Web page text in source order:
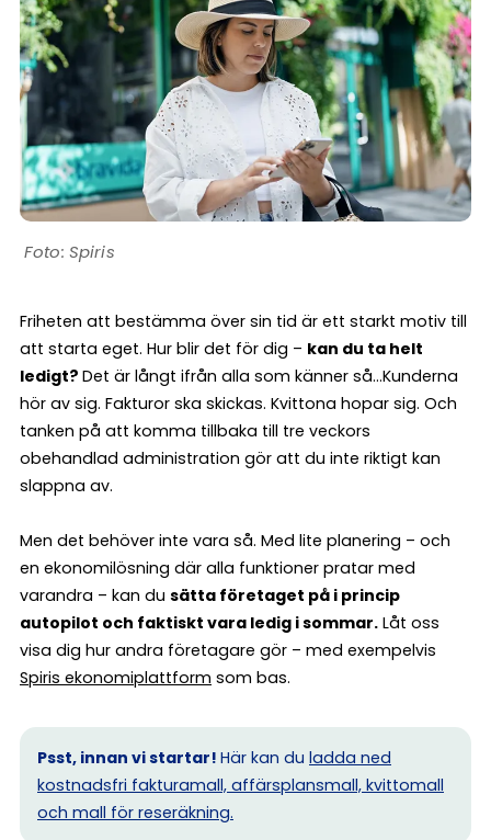
Spiris
Friheten att bestämma över sin tid är ett starkt motiv till
att starta eget. Hur blir det för dig – kan du ta helt
ledigt? Det är långt ifrån alla som känner så…Kunderna
hör av sig. Fakturor ska skickas. Kvittona hopar sig. Och
tanken på att komma tillbaka till tre veckors
obehandlad administration gör att du inte riktigt kan
slappna av.
Men det behöver inte vara så. Med lite planering – och
en ekonomilösning där alla funktioner pratar med
varandra – kan du sätta företaget på i princip
autopilot och faktiskt vara ledig i sommar. Låt oss
visa dig hur andra företagare gör – med exempelvis
Spiris ekonomiplattform som bas.
Psst, innan vi startar! Här kan du ladda ned
kostnadsfri fakturamall, affärsplansmall, kvittomall
och mall för reseräkning.